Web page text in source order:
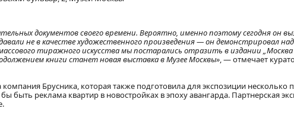
документов своего времени. Вероятно, именно поэтому сегодня он
не в качестве художественного произведения — он демонстрировал
тиражного искусства мы постарались отразить в издании „
книги станет новая выставка в Музее Москвы», — отмечает
Брусника, которая также подготовила для экспозиции несколько
быть реклама квартир в новостройках в эпоху авангарда. Партнерская